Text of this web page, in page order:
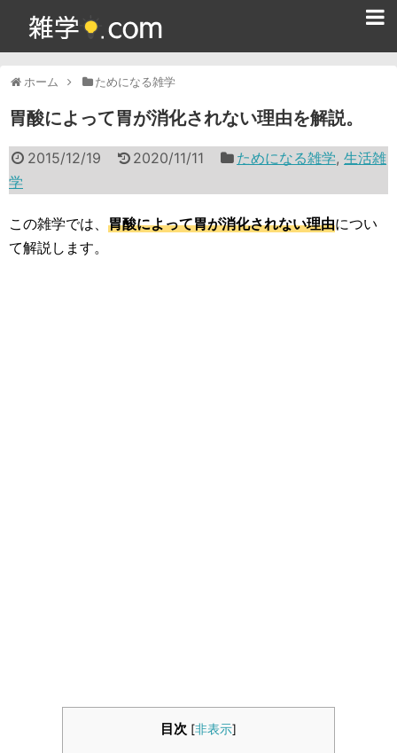
ホーム ためになる雑学
胃酸によって胃が消化されない理由を解説。
2015/12/19 2020/11/11 ためになる雑学,生活雑
学
この雑学では、 胃酸によって胃が消化されない理由につい
て解説します。
目次 [非表示]
ためになる雑学
スポーツ雑学